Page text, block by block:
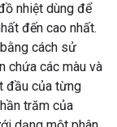
nhiệt dùng để
đến cao nhất.
cách sử
chứa các màu và
đầu của từng
trăm của